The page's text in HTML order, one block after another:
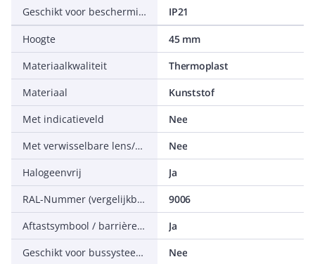
Geschikt voor beschermingsgraad (IP)
IP21
Hoogte
45 mm
Materiaalkwaliteit
Thermoplast
Materiaal
Kunststof
Met indicatieveld
Nee
Met verwisselbare lens/symbool
Nee
Halogeenvrij
Ja
RAL-Nummer (vergelijkbaar)
9006
Aftastsymbool / barrièrevrij
Ja
Geschikt voor bussysteem-toetsaansluiting
Nee